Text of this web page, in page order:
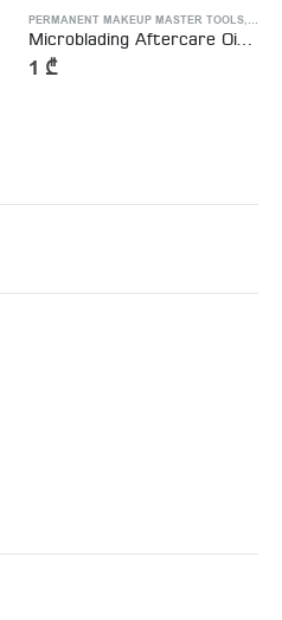
PERMANENT MAKEUP MASTER TOOLS,
Microblading Aftercare Ointment Vitamin A&D
1 ₾